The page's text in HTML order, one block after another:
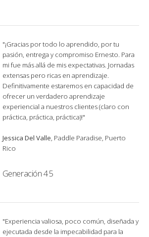
"¡Gracias por todo lo aprendido, por tu
pasión, entrega y compromiso Ernesto. Para
mi fue más allá de mis expectativas. Jornadas
extensas pero ricas en aprendizaje.
Definitivamente estaremos en capacidad de
ofrecer un verdadero aprendizaje
experiencial a nuestros clientes (claro con
práctica, práctica, práctica)!"
Jessica Del Valle, Paddle Paradise, Puerto
Rico
Generación 45
"Experiencia valiosa, poco común, diseñada y
ejecutada desde la impecabilidad para la